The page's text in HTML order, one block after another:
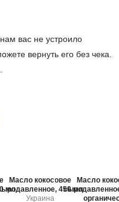
вас не устроило
вернуть его без чека.
мл
Масло кокосовое
450 мл
Украина
Масло